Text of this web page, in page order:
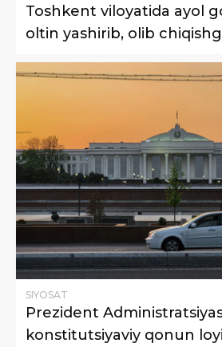
Toshkent viloyatida ayol
oltin yashirib, olib
SIYOSAT
Prezident
konstitutsiyaviy qonun